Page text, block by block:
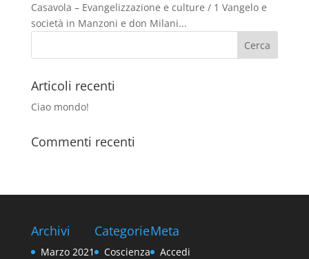
Casavola – Evangelizzazione e culture / 1 Vangelo e
società in Manzoni e don Milani...
Articoli recenti
Ciao mondo!
Commenti recenti
Archivi
Marzo 2021
Categorie
Coscienza
Meta
Accedi